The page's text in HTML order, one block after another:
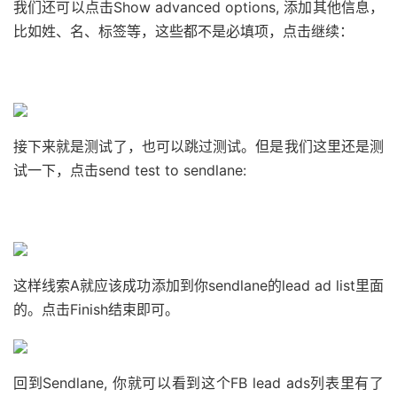
我们还可以点击Show advanced options, 添加其他信息，
比如姓、名、标签等，这些都不是必填项，点击继续：
接下来就是测试了，也可以跳过测试。但是我们这里还是测
试一下，点击send test to sendlane:
这样线索A就应该成功添加到你sendlane的lead ad list里面
的。 点击Finish结束即可。
回到Sendlane, 你就可以看到这个FB lead ads列表里有了